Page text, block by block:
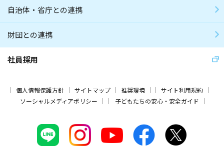
自治体・省庁との連携
財団との連携
社員採用
個人情報保護方針 サイトマップ 推奨環境
サイト利用規約
ソーシャルメディアポリシー
子どもたちの安心・安全ガイド